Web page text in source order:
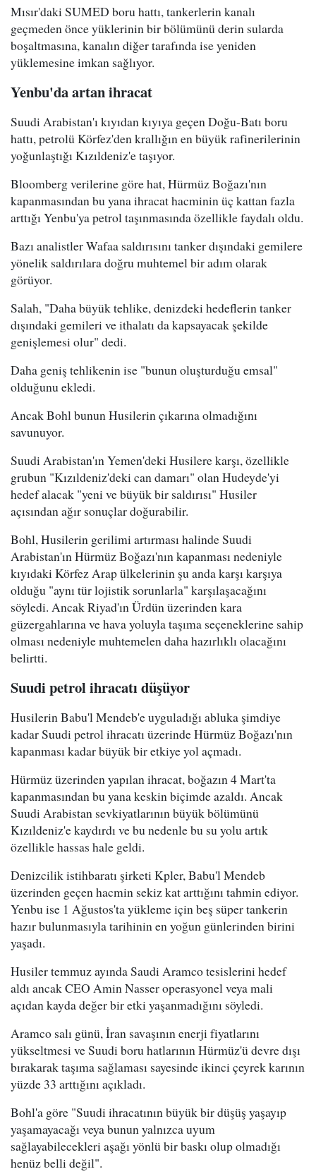
Mısır'daki SUMED boru hattı, tankerlerin kanalı
geçmeden önce yüklerinin bir bölümünü derin sularda
boşaltmasına, kanalın diğer tarafında ise yeniden
yüklemesine imkan sağlıyor.
Yenbu'da artan ihracat
Suudi Arabistan'ı kıyıdan kıyıya geçen Doğu-Batı boru
hattı, petrolü Körfez'den krallığın en büyük rafinerilerinin
yoğunlaştığı Kızıldeniz'e taşıyor.
Bloomberg verilerine göre hat, Hürmüz Boğazı'nın
kapanmasından bu yana ihracat hacminin üç kattan fazla
arttığı Yenbu'ya petrol taşınmasında özellikle faydalı oldu.
Bazı analistler Wafaa saldırısını tanker dışındaki gemilere
yönelik saldırılara doğru muhtemel bir adım olarak
görüyor.
Salah, "Daha büyük tehlike, denizdeki hedeflerin tanker
dışındaki gemileri ve ithalatı da kapsayacak şekilde
genişlemesi olur" dedi.
Daha geniş tehlikenin ise "bunun oluşturduğu emsal"
olduğunu ekledi.
Ancak Bohl bunun Husilerin çıkarına olmadığını
savunuyor.
Suudi Arabistan'ın Yemen'deki Husilere karşı, özellikle
grubun "Kızıldeniz'deki can damarı" olan Hudeyde'yi
hedef alacak "yeni ve büyük bir saldırısı" Husiler
açısından ağır sonuçlar doğurabilir.
Bohl, Husilerin gerilimi artırması halinde Suudi
Arabistan'ın Hürmüz Boğazı'nın kapanması nedeniyle
kıyıdaki Körfez Arap ülkelerinin şu anda karşı karşıya
olduğu "aynı tür lojistik sorunlarla" karşılaşacağını
söyledi. Ancak Riyad'ın Ürdün üzerinden kara
güzergahlarına ve hava yoluyla taşıma seçeneklerine sahip
olması nedeniyle muhtemelen daha hazırlıklı olacağını
belirtti.
Suudi petrol ihracatı düşüyor
Husilerin Babu'l Mendeb'e uyguladığı abluka şimdiye
kadar Suudi petrol ihracatı üzerinde Hürmüz Boğazı'nın
kapanması kadar büyük bir etkiye yol açmadı.
Hürmüz üzerinden yapılan ihracat, boğazın 4 Mart'ta
kapanmasından bu yana keskin biçimde azaldı. Ancak
Suudi Arabistan sevkiyatlarının büyük bölümünü
Kızıldeniz'e kaydırdı ve bu nedenle bu su yolu artık
özellikle hassas hale geldi.
Denizcilik istihbaratı şirketi Kpler, Babu'l Mendeb
üzerinden geçen hacmin sekiz kat arttığını tahmin ediyor.
Yenbu ise 1 Ağustos'ta yükleme için beş süper tankerin
hazır bulunmasıyla tarihinin en yoğun günlerinden birini
yaşadı.
Husiler temmuz ayında Saudi Aramco tesislerini hedef
aldı ancak CEO Amin Nasser operasyonel veya mali
açıdan kayda değer bir etki yaşanmadığını söyledi.
Aramco salı günü, İran savaşının enerji fiyatlarını
yükseltmesi ve Suudi boru hatlarının Hürmüz'ü devre dışı
bırakarak taşıma sağlaması sayesinde ikinci çeyrek karının
yüzde 33 arttığını açıkladı.
Bohl'a göre "Suudi ihracatının büyük bir düşüş yaşayıp
yaşamayacağı veya bunun yalnızca uyum
sağlayabilecekleri aşağı yönlü bir baskı olup olmadığı
henüz belli değil".